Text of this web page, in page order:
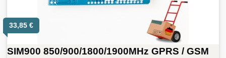
33,85 €
SIM900 850/900/1800/1900MHz GPRS / GSM